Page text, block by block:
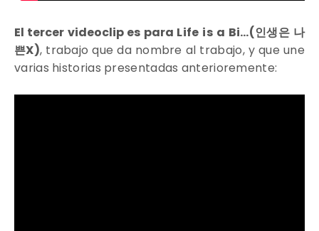
El tercer videoclip es para Life is a Bi…(인생은 나
쁜X), trabajo que da nombre al trabajo, y que une
varias historias presentadas anterioremente: